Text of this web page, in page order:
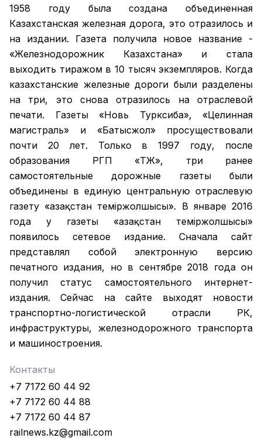
1958 году была создана объединенная
Казахстанская железная дорога, это отразилось и
на издании. Газета получила новое название -
«Железнодорожник Казахстана» и стала
выходить тиражом в 10 тысяч экземпляров. Когда
казахстанские железные дороги были разделены
на три, это снова отразилось на отраслевой
печати. Газеты «Новь Турксиба», «Целинная
магистраль» и «Батысжол» просуществовали
почти 20 лет. Только в 1997 году, после
образования РГП «ҚТЖ», три ранее
самостоятельные дорожные газеты были
объединены в единую центральную отраслевую
газету «Қазақстан темiржолшысы». В январе 2016
года у газеты «Қазақстан теміржолшысы»
появилось сетевое издание. Сначала сайт
представлял собой электронную версию
печатного издания, но в сентябре 2018 года он
получил статус самостоятельного интернет-
издания. Сейчас на сайте выходят новости
транспортно-логистической отрасли РК,
инфраструктуры, железнодорожного транспорта
и машиностроения.
Контакты
+7 7172 60 44 92
+7 7172 60 44 88
+7 7172 60 44 87
railnews.kz@gmail.com